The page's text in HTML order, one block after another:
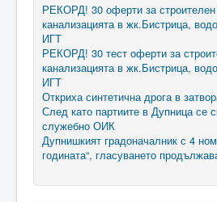
РЕКОРД! 30 оферти за строителен
канализацията в жк.Бистрица,
ИГТ
РЕКОРД! 30 тест оферти за
канализацията в жк.Бистрица,
ИГТ
Откриха синтетична дрога в
След като партиите в Дупница се
служебно ОИК
Дупнишкият градоначалник с 4
годината“, гласуването